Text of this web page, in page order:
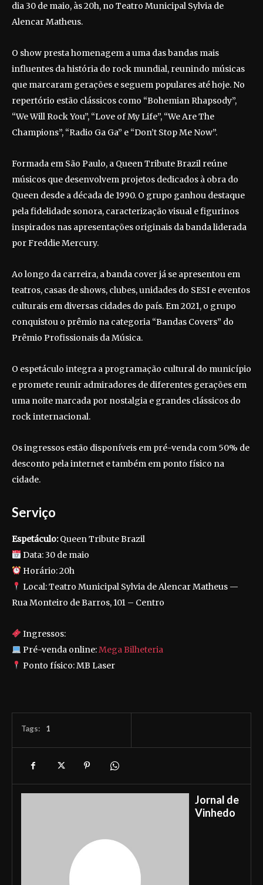
dia 30 de maio, às 20h, no Teatro Municipal Sylvia de
Alencar Matheus.
O show presta homenagem a uma das bandas mais
influentes da história do rock mundial, reunindo músicas
que marcaram gerações e seguem populares até hoje. No
repertório estão clássicos como “Bohemian Rhapsody”,
“We Will Rock You”, “Love of My Life”, “We Are The
Champions”, “Radio Ga Ga” e “Don’t Stop Me Now”.
Formada em São Paulo, a Queen Tribute Brazil reúne
músicos que desenvolvem projetos dedicados à obra do
Queen desde a década de 1990. O grupo ganhou destaque
pela fidelidade sonora, caracterização visual e figurinos
inspirados nas apresentações originais da banda liderada
por Freddie Mercury.
Ao longo da carreira, a banda cover já se apresentou em
teatros, casas de shows, clubes, unidades do SESI e eventos
culturais em diversas cidades do país. Em 2021, o grupo
conquistou o prêmio na categoria “Bandas Covers” do
Prêmio Profissionais da Música.
O espetáculo integra a programação cultural do município
e promete reunir admiradores de diferentes gerações em
uma noite marcada por nostalgia e grandes clássicos do
rock internacional.
Os ingressos estão disponíveis em pré-venda com 50% de
desconto pela internet e também em ponto físico na
cidade.
Serviço
Espetáculo:Queen Tribute Brazil
Data: 30 de maio
Horário: 20h
Local: Teatro Municipal Sylvia de Alencar Matheus —
Rua Monteiro de Barros, 101 – Centro
Ingressos:
Pré-venda online:Mega Bilheteria
Ponto físico: MB Laser
Tags: 1
Jornal de
Vinhedo